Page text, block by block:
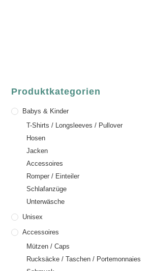
Produktkategorien
Babys & Kinder
T-Shirts / Longsleeves / Pullover
Hosen
Jacken
Accessoires
Romper / Einteiler
Schlafanzüge
Unterwäsche
Unisex
Accessoires
Mützen / Caps
Rucksäcke / Taschen / Portemonnaies